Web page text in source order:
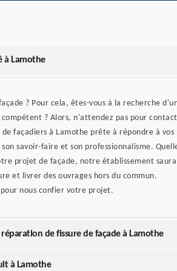
à Lamothe
? Pour cela, êtes-vous à la recherche
? Alors, n'attendez pas pour
façadiers à Lamothe prête à répondre à vos
savoir-faire et son professionnalisme.
projet de façade, notre établissement saura
et livrer des ouvrages hors du commun.
nous confier votre projet.
de fissure de façade à Lamothe
à Lamothe